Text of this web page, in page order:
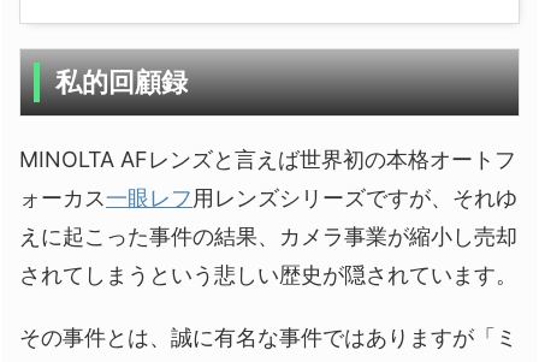
私的回顧録
MINOLTA AFレンズと言えば世界初の本格オートフ
ォーカス一眼レフ用レンズシリーズですが、それゆ
えに起こった事件の結果、カメラ事業が縮小し売却
されてしまうという悲しい歴史が隠されています。
その事件とは、誠に有名な事件ではありますが「ミ